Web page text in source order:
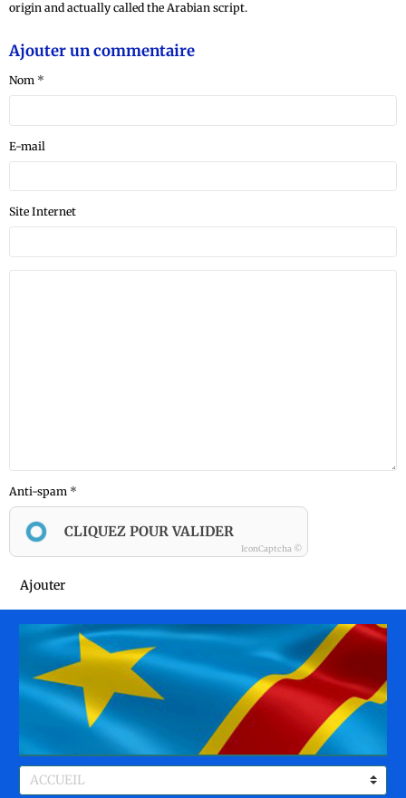
origin and actually called the Arabian script.
Ajouter un commentaire
Nom
E-mail
Site Internet
Anti-spam
CLIQUEZ POUR VALIDER
IconCaptcha ©
Ajouter